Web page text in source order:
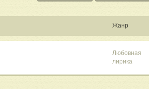
Жанр
Любовная
лирика